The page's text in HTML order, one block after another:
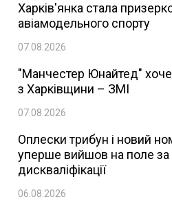
Харків'янка стала
авіамодельного спорту
07.08.2026
"Манчестер Юнайтед"
з Харківщини – ЗМІ
07.08.2026
Оплески трибун і новий
уперше вийшов на поле за
дискваліфікації
06.08.2026